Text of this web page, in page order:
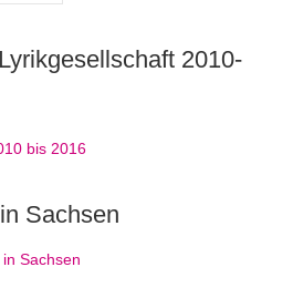
2010-
bis 2016
Sachsen
Sachsen